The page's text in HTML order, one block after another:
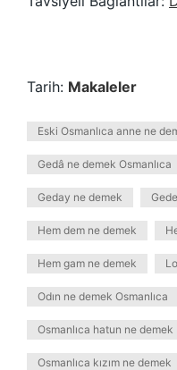
Tarih: Makaleler
Eski Osmanlıca anne ne
Gedâ ne demek Osmanlıca
Geday ne demek
Hem dem ne demek
Hem gam ne demek
Odın ne demek Osmanlıca
Osmanlıca hatun ne demek
Osmanlıca kızım ne demek